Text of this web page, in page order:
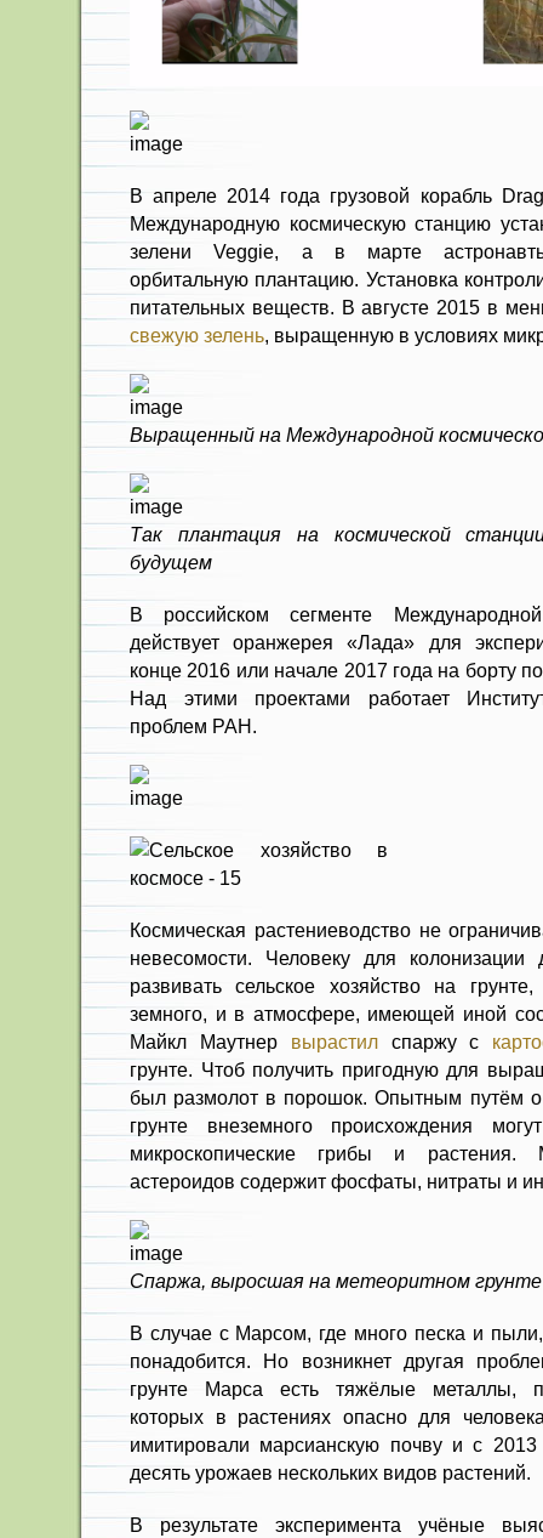
В апреле 2014 года грузовой корабль
Международную космическую станцию
зелени Veggie, а в марте
орбитальную плантацию. Установка
питательных веществ. В августе 2015 в
свежую зелень, выращенную в условиях
Выращенный на Международной
Так плантация на космической
будущем
В российском сегменте
действует оранжерея «Лада» для
конце 2016 или начале 2017 года на борту
Над этими проектами работает
проблем РАН.
Космическая растениеводство не
невесомости. Человеку для колонизации
развивать сельское хозяйство на
земного, и в атмосфере, имеющей иной
Майкл Маутнер вырастилспаржу с
грунте. Чтоб получить пригодную для
был размолот в порошок. Опытным путём
грунте внеземного происхождения
микроскопические грибы и растения.
астероидов содержит фосфаты, нитраты и
Спаржа, выросшая на метеоритном грунте
В случае с Марсом, где много песка и
понадобится. Но возникнет другая
грунте Марса есть тяжёлые металлы,
которых в растениях опасно для
имитировали марсианскую почву и с
десять урожаев нескольких видов растений.
В результате эксперимента учёные